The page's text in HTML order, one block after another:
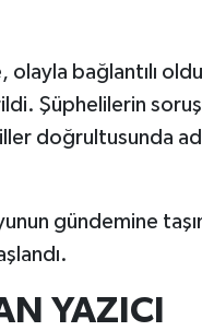
bağlantılı
Şüphelilerin
doğrultusunda
gündemine
YAZICI